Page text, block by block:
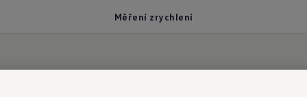
Měření zrychlení